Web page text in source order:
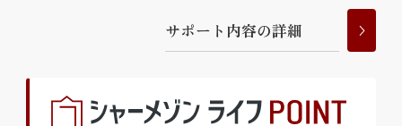
サポー ト 内容の詳細